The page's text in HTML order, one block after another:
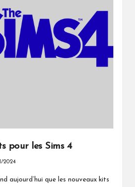
pour les Sims 4
2024
aujourd’hui que les nouveaux kits